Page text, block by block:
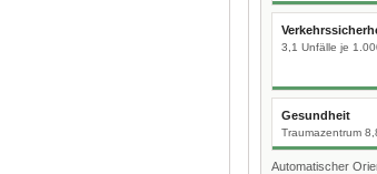
3,1 Unfälle je
Gesundheit
Traumazentrum
Automatischer